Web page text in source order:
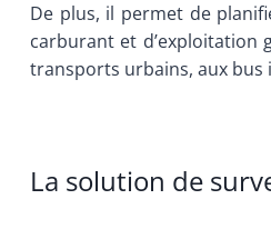
De plus, il permet de
carburant et d’exploitation
transports urbains, aux bus
La solution de